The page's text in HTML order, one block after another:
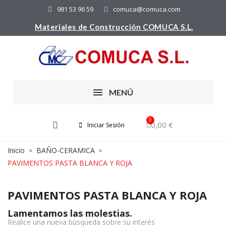
981 53 96 59
comuca@comuca.com
Materiales de Construcción COMUCA S.L.
MENÚ
Iniciar Sesión 0,00 €
Inicio
BAÑO-CERAMICA
PAVIMENTOS PASTA BLANCA Y ROJA
PAVIMENTOS PASTA BLANCA Y ROJA
Lamentamos las molestias.
Realice una nueva búsqueda sobre su interés